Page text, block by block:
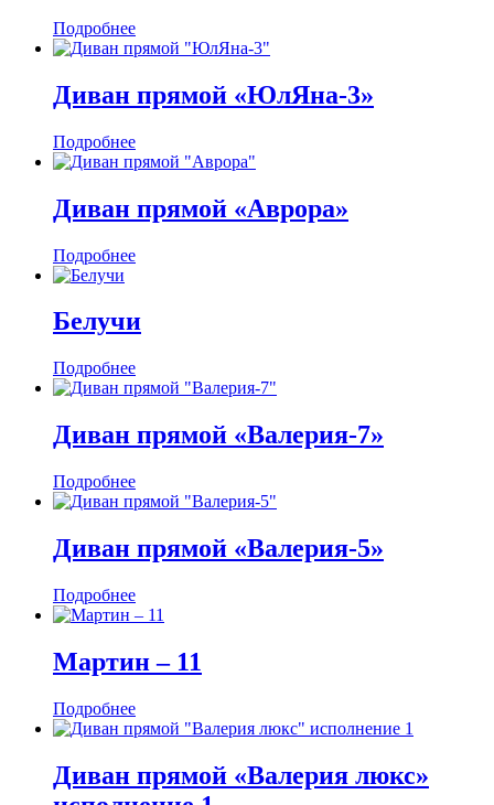
Подробнее
Диван прямой «ЮлЯна-3»
Подробнее
Диван прямой «Аврора»
Подробнее
Белучи
Подробнее
Диван прямой «Валерия-7»
Подробнее
Диван прямой «Валерия-5»
Подробнее
Мартин ‒ 11
Подробнее
Диван прямой «Валерия люкс»